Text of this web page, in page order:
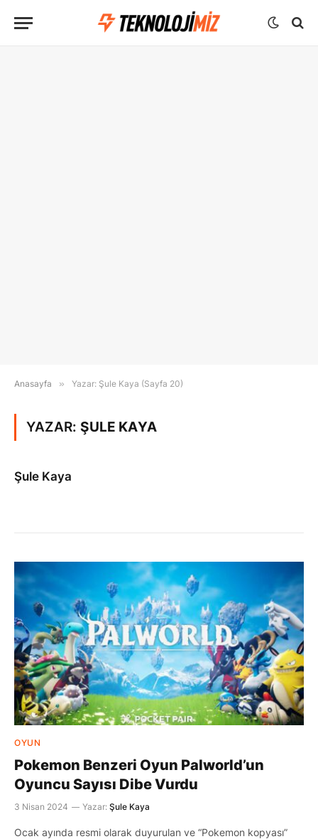
Anasayfa » Yazar: Şule Kaya (Sayfa 20)
YAZAR:ŞULE KAYA
Şule Kaya
OYUN
Pokemon Benzeri Oyun Palworld’un
Oyuncu Sayısı Dibe Vurdu
3 Nisan 2024 Yazar: Şule Kaya
Ocak ayında resmi olarak duyurulan ve “Pokemon kopyası”